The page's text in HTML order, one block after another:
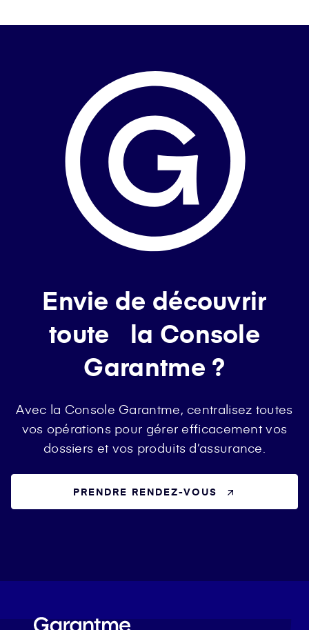
Envie de découvrir
toute la Console
Garantme ?
Avec la Console Garantme, centralisez toutes
vos opérations pour gérer efficacement vos
dossiers et vos produits d’assurance.
PRENDRE RENDEZ-VOUS